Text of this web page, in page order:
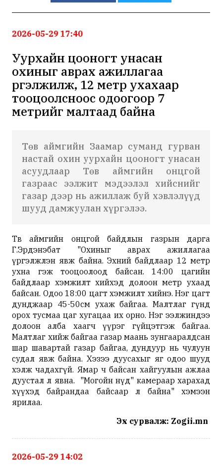
2026-05-29 17:40
Уурхайн цооногт унасан
охиныг аврах ажиллагаа
үргэлжилж, 12 метр ухахаар
тооцоолсноос одоогоор 7
метрийг малтаад байна
Төв аймгийн Заамар суманд гурван
настай охин уурхайн цооногт унасан
асуудлаар Төв аймгийн онцгой
газраас ээлжит мэдээлэл хийснийг
газар дээр нь ажиллаж буй хэвлэлүүд
шууд дамжуулан хүргэлээ.
Төв аймгийн онцгой байдлын газрын дарга
Г.Эрдэнэбат "Охиныг аврах ажиллагаа
үргэлжлэн явж байна. Эхний байдлаар 12 метр
ухна гэж тооцоолоод байсан. 14:00 цагийн
байдлаар хэмжилт хийхэд долоон метр ухаад
байсан. Одоо 18:00 цагт хэмжилт хийнэ. Нэг цагт
дунджаар 45-50см ухаж байгаа. Малтлаг гүнд
орох тусмаа цаг хугацаа их орно. Нэг ээлжиндээ
долоон алба хаагч үүрэг гүйцэтгэж байгаа.
Малтлаг хийж байгаа газар маань зунгааралдсан
шар шавартай газар байгаа, дундуур нь чулуун
судал явж байна. Хэзээ дуусахыг яг одоо шууд
хэлж чадахгүй. Ямар ч байсан хайгуулын ажлаа
дуустал л явна. "Могойн нүд" камераар харахад
хүүхэд байрандаа байсаар л байна" хэмээн
ярилаа.
Эх сурвалж: Zogii.mn
2026-05-29 14:02